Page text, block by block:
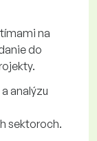
na
do
analýzu
sektoroch.